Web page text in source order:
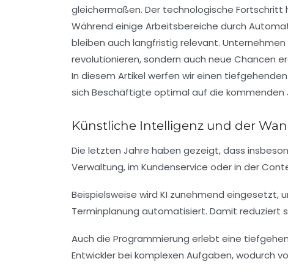
gleichermaßen. Der technologische
Während einige Arbeitsbereiche durch
bleiben auch langfristig relevant. Unternehmen
revolutionieren, sondern auch neue Chancen
In diesem Artikel werfen wir einen
sich Beschäftigte optimal auf die kommenden
Künstliche Intelligenz und der
Die letzten Jahre haben gezeigt, dass
Verwaltung, im Kundenservice oder in der
Beispielsweise wird KI zunehmend
Terminplanung automatisiert. Damit reduziert
Auch die Programmierung erlebt eine
Entwickler bei komplexen Aufgaben, wodurch